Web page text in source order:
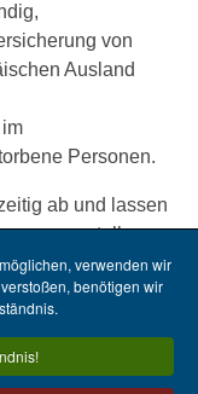
von
Ausland
Personen.
ab und lassen
uns erstellen.
verwenden wir
benötigen wir